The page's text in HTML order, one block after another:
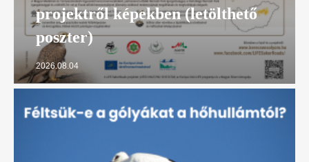
projektről képekben (letölthető
poszter)
2026.08.04